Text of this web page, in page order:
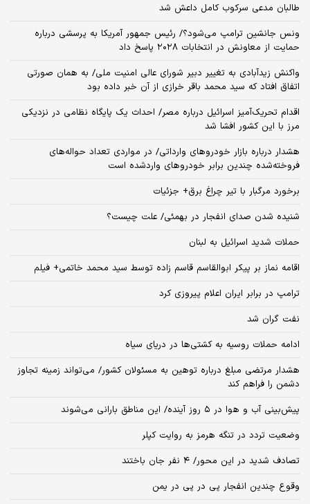
طالبان مدعی سرکوب کامل داعش شد
ونس جانشین ترامپ می‌شود؟/ رئیس جمهور آمریکا به پرسشی درباره
حمایت از معاونش در انتخابات ۲۰۲۸ پاسخ داد
واکنش زیدآبادی به تغییر دبیر شورای عالی امنیت ملی/ به همان صورتی
اتفاق افتاد که سید محمد باقر خرازی از آن خبر داده بود
اقدام تحریک‌آمیز اسرائیل درباره مصر/ احداث یک پایگاه نظامی در نزدیکی
مرز با این کشور افشا شد
هشدار درباره بازار خودروهای وارداتی/ در مواردی تعداد حواله‌های
فروخته‌شده چندین برابر خودروهای واردشده است
برخورد مرگبار با تیر چراغ برق+ جزئیات
شنیده شدن صدای انفجار در بهمئی/ علت چیست؟
حملات شدید اسرائیل به لبنان
اقامه نماز بر پیکر ابوالقاسم قاسم زاده توسط سید محمد خاتمی+ فیلم
ترامپ در برابر ایران اعلام پیروزی کرد
نفت گران شد
ادامه حملات روسیه به کشتی‌ها در دریای سیاه
هشدار مرتضی مبلغ درباره توهین به مسئولان کشور/ می‌تواند زمینه تجاوز
دشمن را فراهم کند
پیش‌بینی آب و هوا در ۵ روز آینده/ این مناطق بارانی می‌شوند
وضعیت تردد در تنگه هرمز به روایت کپلر
تصادف شدید در این محور/ ۴ نفر جان باختند
وقوع چندین انفجار پی در پی در یمن